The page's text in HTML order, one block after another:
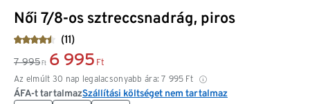
Női 7/8-os sztreccsnadrág, piros
(11)
7 995 Ft 6 995 Ft
Az elmúlt 30 nap legalacsonyabb ára: 7 995 Ft
ÁFA-t tartalmazSzállítási költséget nem tartalmaz